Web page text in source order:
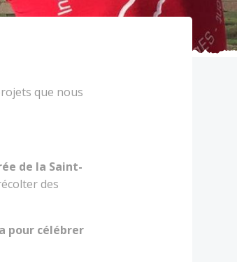
que nous
de la Saint-
des
pour célébrer